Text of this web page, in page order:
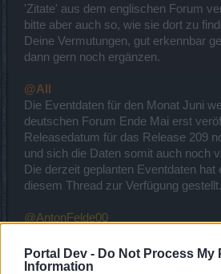
Portal Dev - Do Not Process My
Information
'Zitate' aus dem englischen Forum
bitte aber auch so, wie sie dort zu
Deine Vermutungen, gut erkennbar
dann gern noch ergänzen.
@All
Die Eventdaten für den Monat Juni
deutschen Forum Ende Mai erst
Releasedatum für das Release 209
und sich die Daten somit auch noch
Die derzeit geplanten Eventdaten hat
diesem Thread zur Verfügung gestellt.
@AntonFelde00
die 'Bearbeiten'-Funktion, wenn du
hinzufügen möchtest.